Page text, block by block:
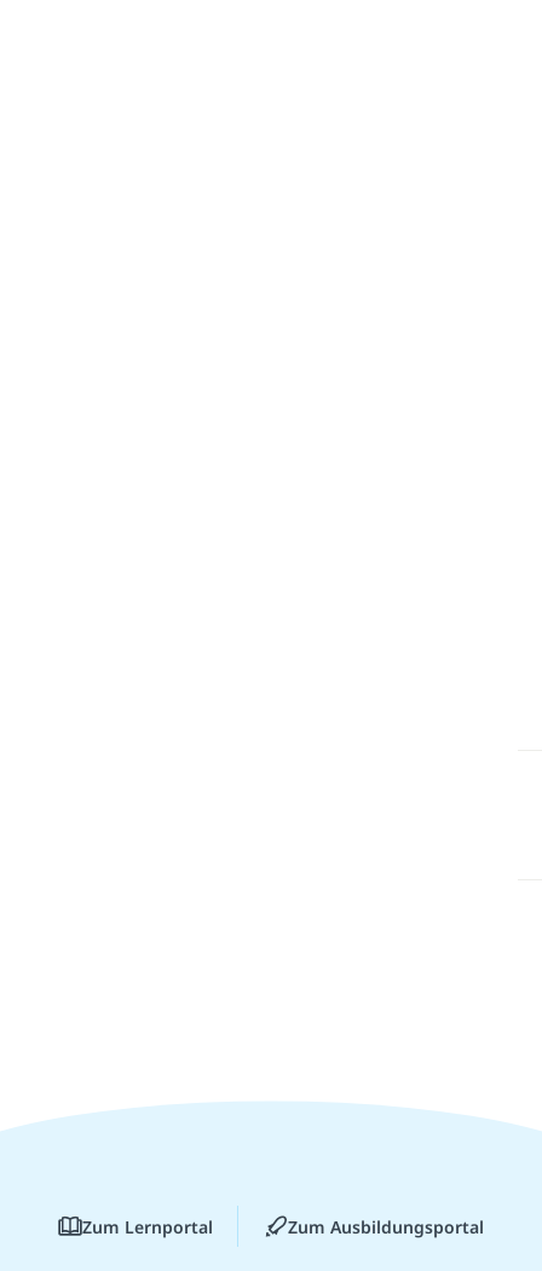
Zum Lernportal Zum Ausbildungsportal